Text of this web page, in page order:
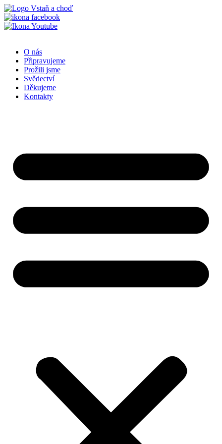
Přejít
k
obsahu
O nás
Připravujeme
Prožili jsme
Svědectví
Děkujeme
Kontakty